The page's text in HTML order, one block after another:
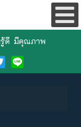
ดี มีคุณภาพ
Line